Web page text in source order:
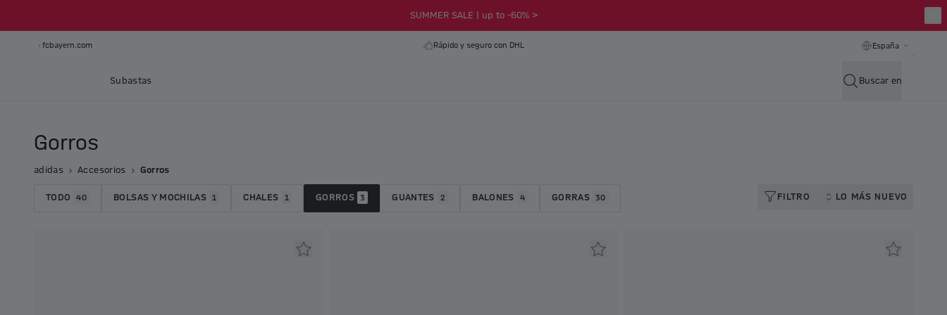
SUMMER SALE | up to -60% >
fcbayern.com Rápido y seguro con DHL España
Subastas Buscar en
Gorros
adidas Accesorios Gorros
TODO 40 BOLSAS Y MOCHILAS 1 CHALES 1 GORROS 3 GUANTES 2 BALONES 4 GORRAS 30 FILTRO LO MÁS NUEVO